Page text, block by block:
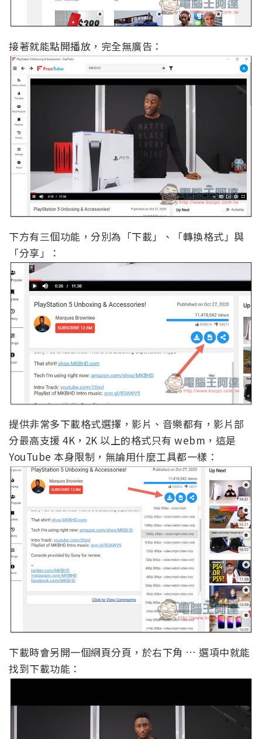
接著就能點開播放，完全無廣告：
下方有三個功能，分別為「下載」、「轉換格式」與
「分享」：
提供非常多下載格式選擇，影片、音樂都有，影片部
分最高支援 4K，2K 以上的格式只有 webm，這是
YouTube 本身限制，無論用什麼工具都一樣：
下載時會另開一個網頁分頁，於右下角 … 選項中就能
找到下載功能：